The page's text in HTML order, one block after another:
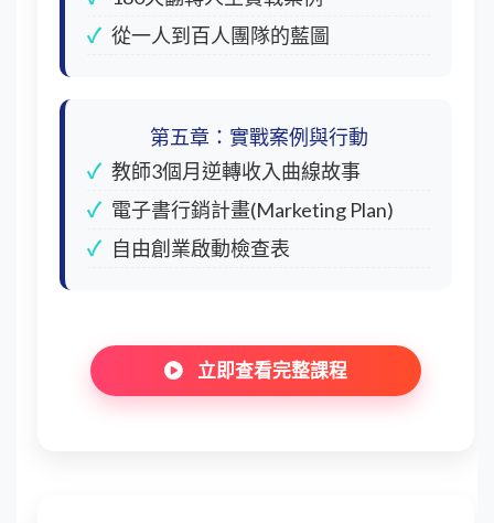
從一人到百人團隊的藍圖
第五章：實戰案例與行動
教師3個月逆轉收入曲線故事
電子書行銷計畫(Marketing Plan)
自由創業啟動檢查表
立即查看完整課程